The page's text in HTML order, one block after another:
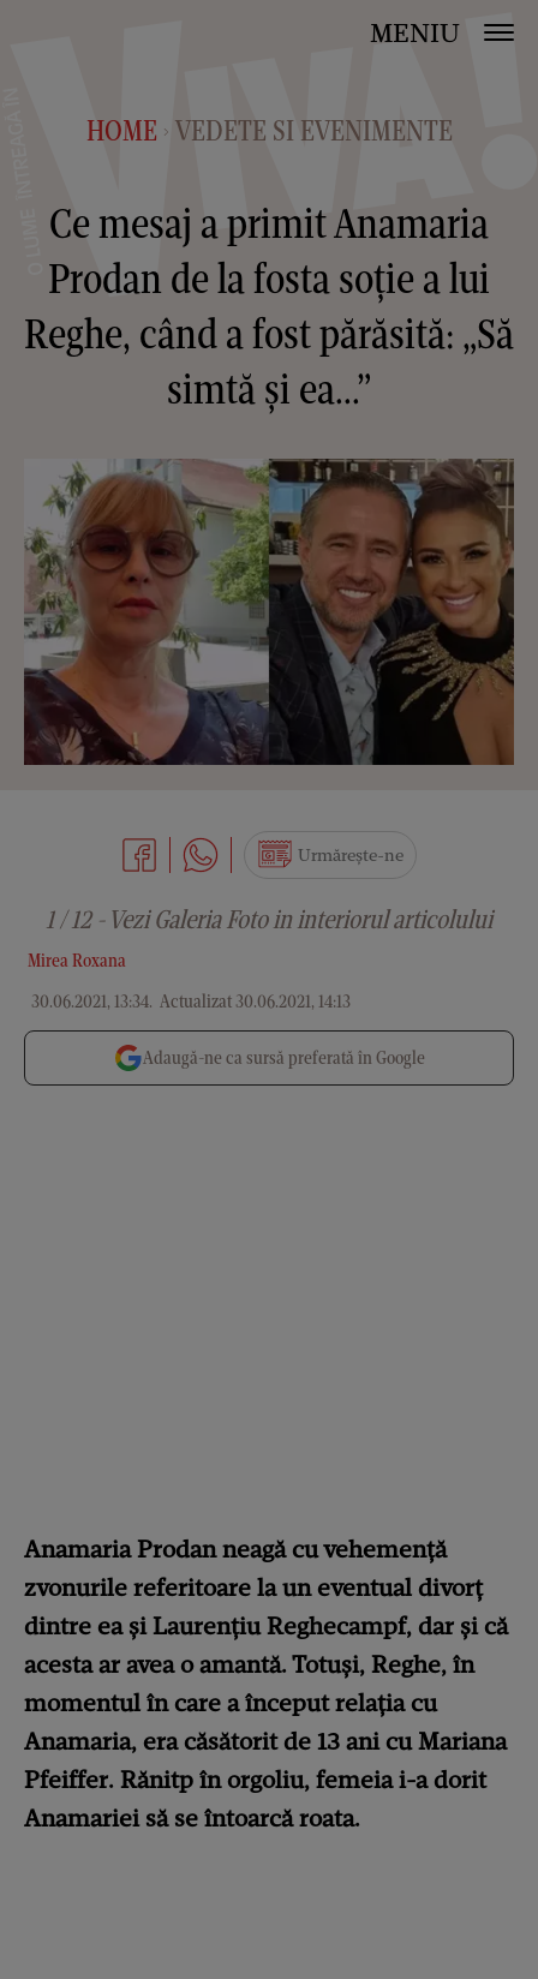
MENIU
HOME > VEDETE SI EVENIMENTE
Ce mesaj a primit Anamaria
Prodan de la fosta soție a lui
Reghe, când a fost părăsită: „Să
simtă și ea...”
Mirea Roxana
30.06.2021, 13:34. Actualizat 30.06.2021, 14:13
Urmărește-ne
1 / 12 - Vezi Galeria Foto in interiorul articolului
Adaugă-ne ca sursă preferată în Google
Anamaria Prodan neagă cu vehemență
zvonurile referitoare la un eventual divorț
dintre ea și Laurențiu Reghecampf, dar și că
acesta ar avea o amantă. Totuși, Reghe, în
momentul în care a început relația cu
Anamaria, era căsătorit de 13 ani cu Mariana
Pfeiffer. Rănitp în orgoliu, femeia i-a dorit
Anamariei să se întoarcă roata.